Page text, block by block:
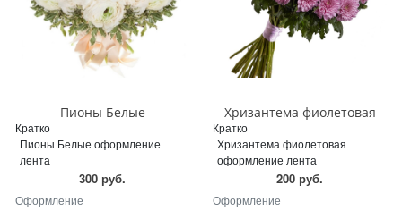
Пионы Белые
Кратко
Пионы Белые оформление
лента
300 руб.
Оформление
Хризантема фиолетовая
Кратко
Хризантема фиолетовая
оформление лента
200 руб.
Оформление